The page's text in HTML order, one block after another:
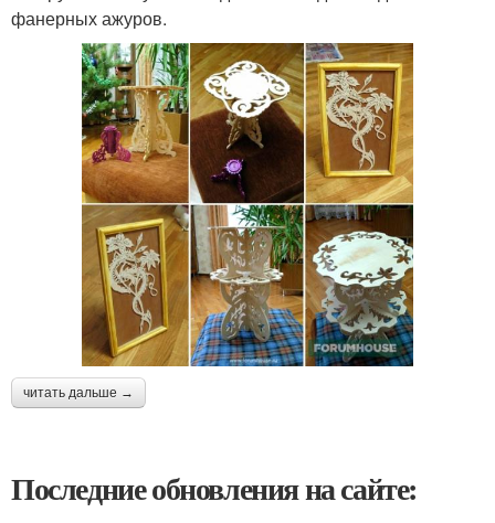
фанерных ажуров.
читать дальше →
Последние обновления на сайте: